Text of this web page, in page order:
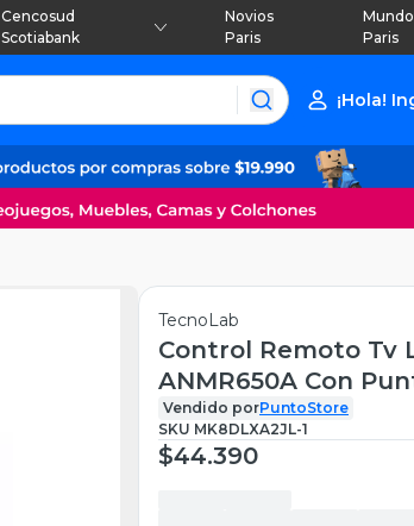
Cencosud
Scotiabank
Novios
Paris
Mundo
Paris
¡Hola!
TecnoLab
Control Remoto Tv
ANMR650A Con
Vendido porPuntoStore
SKU MK8DLXA2JL-1
$44.390